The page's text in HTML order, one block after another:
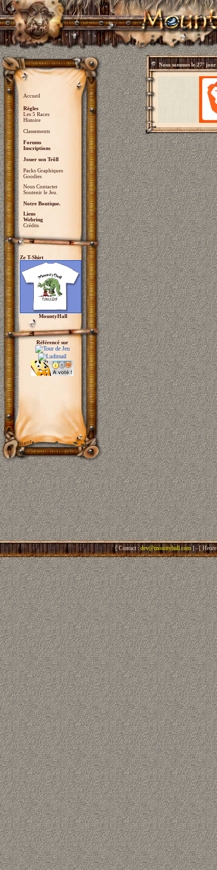
Accueil
Règles
Les 5 Races
Histoire
Classements
Forums
Inscriptions
Jouer son Trõll
Packs Graphiques
Goodies
Nous Contacter
Soutenir le Jeu.
Notre Boutique.
Liens
Webring
Crédits
Ze T-Shirt
MountyHall
Référencé sur
Nous sommes le27° jour
[ Contact : dev@mountyhall.com] - [ Heure